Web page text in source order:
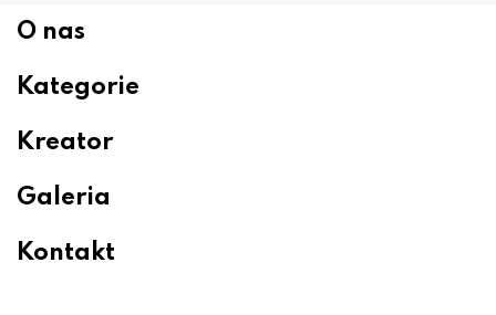
O nas
Kategorie
Kreator
Galeria
Kontakt